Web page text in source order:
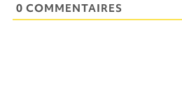
0 COMMENTAIRES